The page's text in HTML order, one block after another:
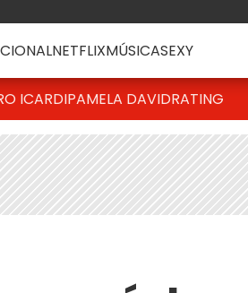
NETFLIXMÚSICASEXY
ICARDIPAMELA DAVIDRATING